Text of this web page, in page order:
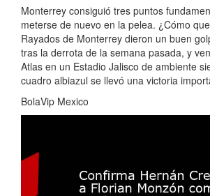
Monterrey consiguió tres puntos
meterse de nuevo en la pelea. ¿Cómo
Rayados de Monterrey dieron un buen
tras la derrota de la semana pasada, y
Atlas en un Estadio Jalisco de ambiente
cuadro albiazul se llevó una victoria
BolaVip Mexico